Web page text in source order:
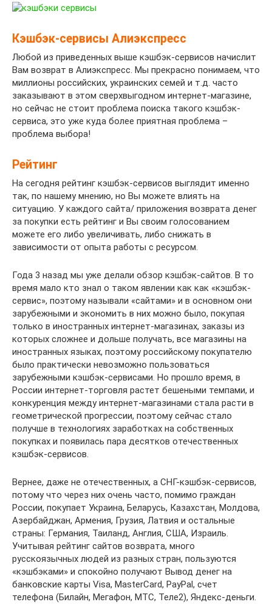
Кэшбэк-сервисы Алиэкспресс
Любой из приведенных выше кэшбэк-сервисов начислит
Вам возврат в Алиэкспресс. Мы прекрасно понимаем, что
миллионы российских, украинских семей и т.д. часто
заказывают в этом сверхвыгодном интернет-магазине,
но сейчас не стоит проблема поиска такого кэшбэк-
сервиса, это уже куда более приятная проблема –
проблема выбора!
Рейтинг
На сегодня рейтинг кэшбэк-сервисов выглядит именно
так, по нашему мнению, но Вы можете влиять на
ситуацию. У каждого сайта/ приложения возврата денег
за покупки есть рейтинг и Вы своим голосованием
можете его либо увеличивать, либо снижать в
зависимости от опыта работы с ресурсом.
Года 3 назад мы уже делали обзор кэшбэк-сайтов. В то
время мало кто знал о таком явлении как как «кэшбэк-
сервис», поэтому называли «сайтами» и в основном они
зарубежными и экономить в них можно было, покупая
только в иностранных интернет-магазинах, заказы из
которых сложнее и дольше получать, все магазины на
иностранных языках, поэтому российскому покупателю
было практически невозможно пользоваться
зарубежными кэшбэк-сервисами. Но прошло время, в
России интернет-торговля растет бешеными темпами, и
конкуренция между интернет-магазинами стала расти в
геометрической прогрессии, поэтому сейчас стало
получше в технологиях заработках на собственных
покупках и появилась пара десятков отечественных
кэшбэк-сервисов.
Вернее, даже не отечественных, а СНГ-кэшбэк-сервисов,
потому что через них очень часто, помимо граждан
России, покупает Украина, Беларусь, Казахстан, Молдова,
Азербайджан, Армения, Грузия, Латвия и остальные
страны: Германия, Таиланд, Англия, США, Израиль.
Учитывая рейтинг сайтов возврата, много
русскоязычных людей из разных стран, пользуются
«кэшбэками» и спокойно получают Вывод денег на
банковские карты Visa, MasterCard, PayPal, счет
телефона (Билайн, Мегафон, МТС, Теле2), Яндекс-деньги.